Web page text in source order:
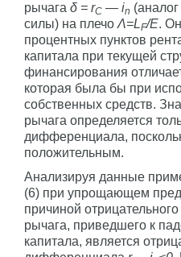
рычага δ = rC — in
силы) на плечоΛ=LF/E.
процентных пунктов
капитала при текущей
финансирования
которая была бы при
собственных средств.
рычага определяется
дифференциала,
положительным.
Анализируя данные
(6) при упрощающем
причиной
рычага, приведшего к
капитала, является